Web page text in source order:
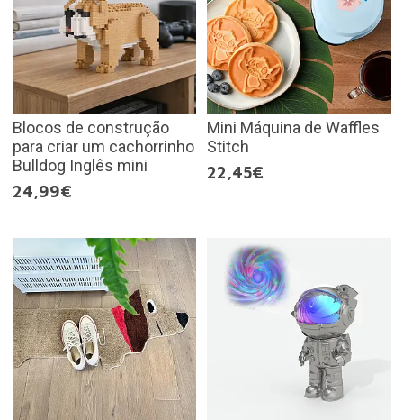
Blocos de construção
para criar um cachorrinho
Bulldog Inglês mini
24,99€
Mini Máquina de Waffles
Stitch
22,45€